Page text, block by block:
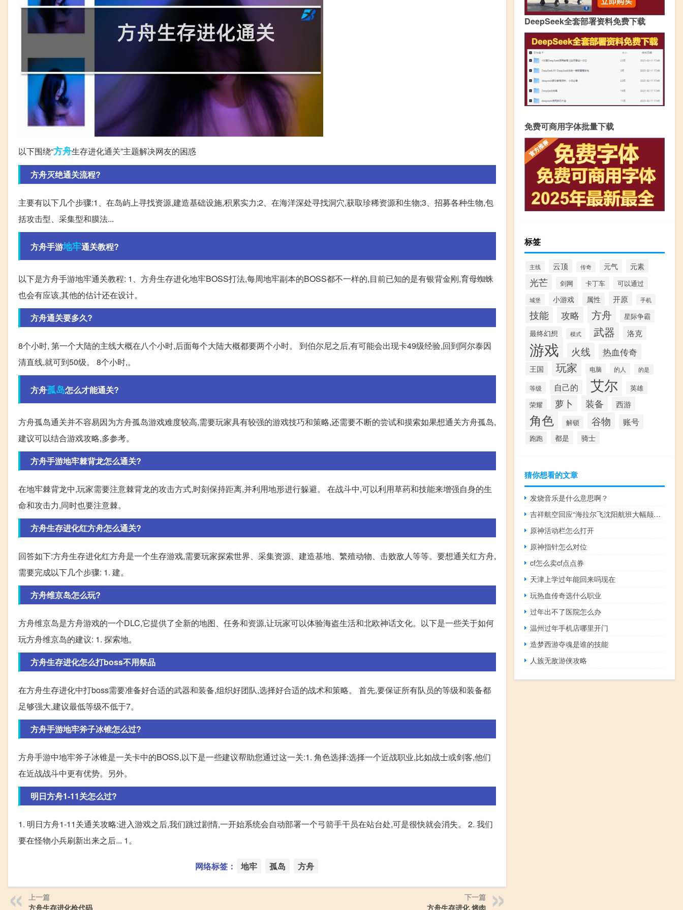
以下围绕“方舟生存进化通关”主题解决网友的困惑
方舟灭绝通关流程?
主要有以下几个步骤:1、在岛屿上寻找资源,建造基础设施,积累实力;2、在海洋深处寻找洞穴,获取珍稀资源和生物;3、招募各种生物,包
括攻击型、采集型和膜法...
方舟手游地牢通关教程?
以下是方舟手游地牢通关教程: 1、方舟生存进化地牢BOSS打法,每周地牢副本的BOSS都不一样的,目前已知的是有银背金刚,育母蜘蛛
也会有应该,其他的估计还在设计。
方舟通关要多久?
8个小时, 第一个大陆的主线大概在八个小时,后面每个大陆大概都要两个小时。 到伯尔尼之后,有可能会出现卡49级经验,回到阿尔泰因
清直线,就可到50级。 8个小时,。
方舟孤岛怎么才能通关?
方舟孤岛通关并不容易因为方舟孤岛游戏难度较高,需要玩家具有较强的游戏技巧和策略,还需要不断的尝试和摸索如果想通关方舟孤岛,
建议可以结合游戏攻略,多参考。
方舟手游地牢棘背龙怎么通关?
在地牢棘背龙中,玩家需要注意棘背龙的攻击方式,时刻保持距离,并利用地形进行躲避。 在战斗中,可以利用草药和技能来增强自身的生
命和攻击力,同时也要注意棘。
方舟生存进化红方舟怎么通关?
回答如下:方舟生存进化红方舟是一个生存游戏,需要玩家探索世界、采集资源、建造基地、繁殖动物、击败敌人等等。要想通关红方舟,
需要完成以下几个步骤: 1. 建。
方舟维京岛怎么玩?
方舟维京岛是方舟游戏的一个DLC,它提供了全新的地图、任务和资源,让玩家可以体验海盗生活和北欧神话文化。以下是一些关于如何
玩方舟维京岛的建议: 1. 探索地。
方舟生存进化怎么打boss不用祭品
在方舟生存进化中打boss需要准备好合适的武器和装备,组织好团队,选择好合适的战术和策略。 首先,要保证所有队员的等级和装备都
足够强大,建议最低等级不低于7。
方舟手游地牢斧子冰锥怎么过?
方舟手游中地牢斧子冰锥是一关卡中的BOSS,以下是一些建议帮助您通过这一关:1. 角色选择:选择一个近战职业,比如战士或剑客,他们
在近战战斗中更有优势。另外。
明日方舟1-11关怎么过?
1. 明日方舟1-11关通关攻略:进入游戏之后,我们跳过剧情,一开始系统会自动部署一个弓箭手干员在站台处,可是很快就会消失。 2. 我们
要在怪物小兵刷新出来之后... 1。
网络标签： 地牢 孤岛 方舟
上一篇
方舟生存进化枪代码
下一篇
方舟生存进化 烤肉
DeepSeek全套部署资料免费下载
免费可商用字体批量下载
标签
主线 云顶 传奇 元气 元素
光芒 剑网 卡丁车 可以通过
城堡 小游戏 属性 开原 手机
技能 攻略 方舟 星际争霸
最终幻想 模式 武器 洛克
游戏 火线 热血传奇
王国 玩家 电脑 的人 的是
等级 自己的 艾尔 英雄
荣耀 萝卜 装备 西游
角色 解锁 谷物 账号
跑跑 都是 骑士
猜你想看的文章
发烧音乐是什么意思啊？
吉祥航空回应“海拉尔飞沈阳航班大幅颠簸”：天气影响所致
原神活动栏怎么打开
原神指针怎么对位
cf怎么卖cf点点券
天津上学过年能回来吗现在
玩热血传奇选什么职业
过年出不了医院怎么办
温州过年手机店哪里开门
造梦西游夺魂是谁的技能
人族无敌游侠攻略